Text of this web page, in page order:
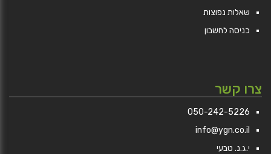
שאלות נפוצות
כניסה לחשבון
צרו קשר
050-242-5226
info@ygn.co.il
י.ג.נ. טבעי